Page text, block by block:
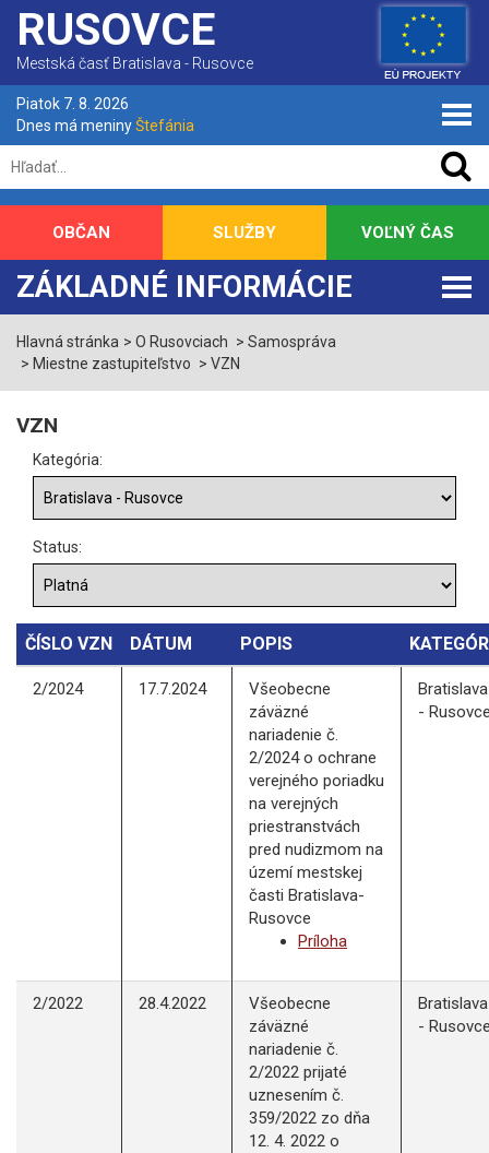
RUSOVCE
Mestská časť Bratislava - Rusovce
Piatok 7. 8. 2026
Dnes má meninyŠtefánia
ZÁKLADNÉ INFORMÁCIE
OBČAN SLUŽBY VOĽNÝ ČAS
Hlavná stránka O Rusovciach
Samospráva
Miestne zastupiteľstvo
VZN
VZN
Kategória:
Status:
ČÍSLO VZN DÁTUM POPIS
2/2024 17.7.2024
Všeobecne
záväzné
nariadenie č.
2/2024 o ochrane
verejného poriadku
na verejných
priestranstvách
pred nudizmom na
území mestskej
časti Bratislava-
Rusovce
Príloha
Bratislava
-
2/2022 28.4.2022
Všeobecne
záväzné
nariadenie č.
2/2022 prijaté
uznesením č.
359/2022 zo dňa
12. 4. 2022 o
Bratislava
-